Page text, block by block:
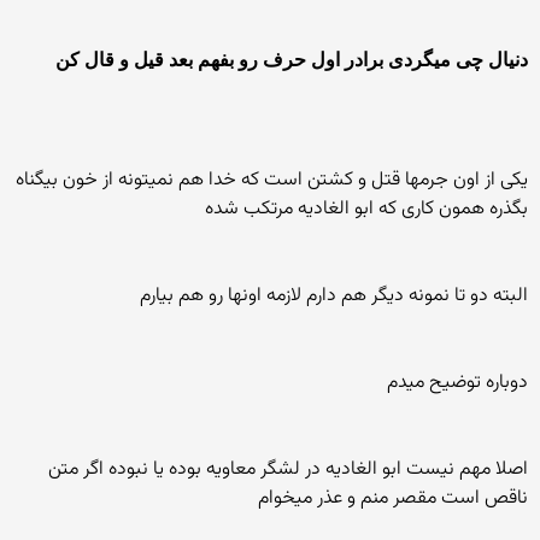
دنیال چی میگردی برادر اول حرف رو بفهم بعد قیل و قال کن
یکی از اون جرمها قتل و کشتن است که خدا هم نمیتونه از خون بیگناه
بگذره همون کاری که ابو الغادیه مرتکب شده
البته دو تا نمونه دیگر هم دارم لازمه اونها رو هم بیارم
دوباره توضیح میدم
اصلا مهم نیست ابو الغادیه در لشگر معاویه بوده یا نبوده اگر متن
ناقص است مقصر منم و عذر میخوام